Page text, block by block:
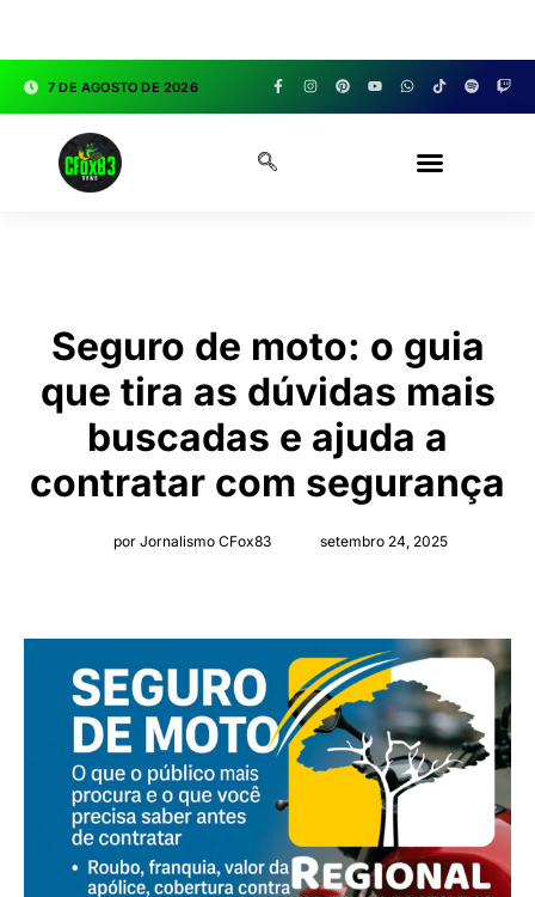
7 DE AGOSTO DE 2026
Seguro de moto: o guia
que tira as dúvidas mais
buscadas e ajuda a
contratar com segurança
por Jornalismo CFox83 setembro 24, 2025